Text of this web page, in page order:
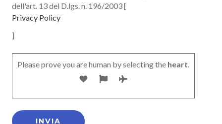
dell'art. 13 del D.lgs. n. 196/2003 [
Privacy Policy
]
Please prove you are human by selecting the heart.